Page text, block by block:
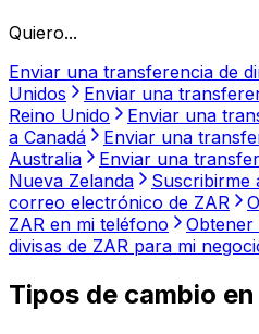
Quiero...
Enviar una transferencia de
Unidos
Enviar una
Reino Unido
Enviar una
a Canadá
Enviar una
Australia
Enviar una
Nueva Zelanda
Suscribirme
correo electrónico de ZAR
ZAR en mi teléfono
Obtener
divisas de ZAR para mi
Tipos de cambio